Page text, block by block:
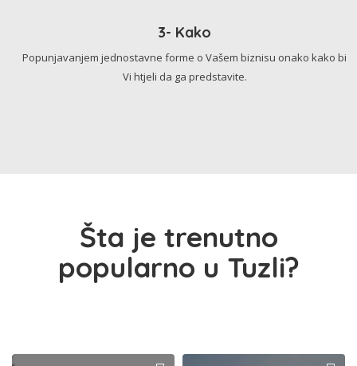
3- Kako
Popunjavanjem jednostavne forme o Vašem biznisu onako kako bi
Vi htjeli da ga predstavite.
Šta je trenutno
popularno u Tuzli?